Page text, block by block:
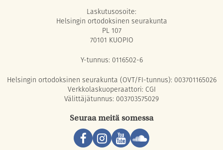
Laskutusosoite:
Helsingin ortodoksinen seurakunta
PL 107
70101 KUOPIO
Y-tunnus: 0116502-6
Helsingin ortodoksinen seurakunta (OVT/FI-tunnus): 003701165026
Verkkolaskuoperaattori: CGI
Välittäjätunnus: 003703575029
Seuraa meitä somessa